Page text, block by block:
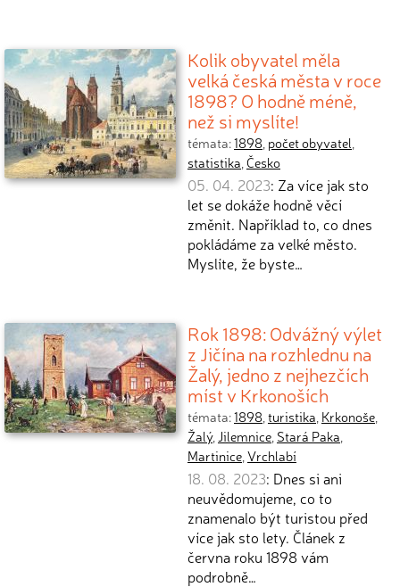
Kolik obyvatel měla
velká česká města v roce
1898? O hodně méně,
než si myslíte!
témata:1898, počet obyvatel,
statistika,Česko
05. 04. 2023: Za více jak sto
let se dokáže hodně věcí
změnit. Například to, co dnes
pokládáme za velké město.
Myslíte, že byste…
Rok 1898: Odvážný výlet
z Jičína na rozhlednu na
Žalý, jedno z nejhezčích
míst v Krkonoších
témata:1898,turistika, Krkonoše,
Žalý,Jilemnice, Stará Paka,
Martinice,Vrchlabí
18. 08. 2023: Dnes si ani
neuvědomujeme, co to
znamenalo být turistou před
více jak sto lety. Článek z
června roku 1898 vám
podrobně…